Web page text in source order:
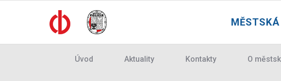
Úvod Aktuality Kontakty O